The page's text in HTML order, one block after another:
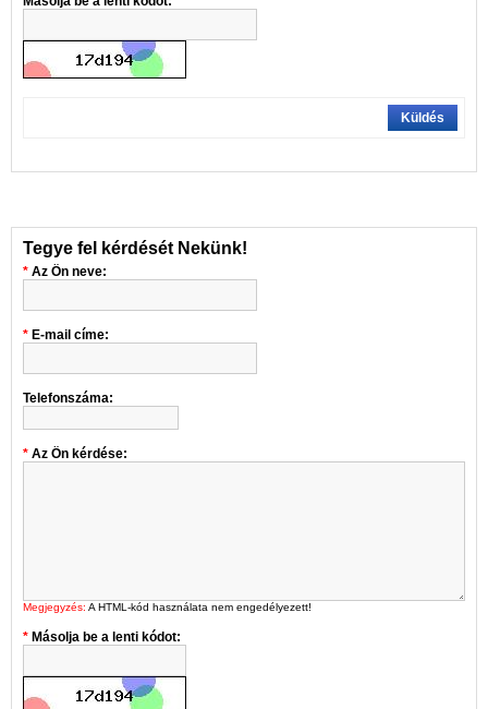
Küldés
Tegye fel kérdését Nekünk!
Az Ön neve:
E-mail címe:
Telefonszáma:
Az Ön kérdése:
Megjegyzés: A HTML-kód használata nem engedélyezett!
Másolja be a lenti kódot: